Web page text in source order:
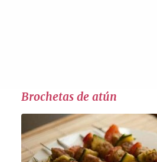
Brochetas de atún